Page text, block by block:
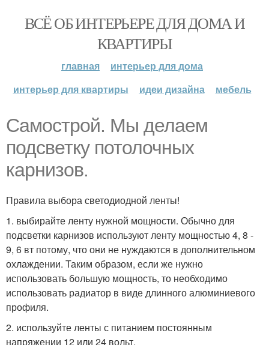
ВСЁ ОБ ИНТЕРЬЕРЕ ДЛЯ ДОМА И
КВАРТИРЫ
главная
интерьер для дома
интерьер для квартиры
идеи дизайна мебель
Самострой. Мы делаем
подсветку потолочных
карнизов.
Правила выбора светодиодной ленты!
1. выбирайте ленту нужной мощности. Обычно для
подсветки карнизов используют ленту мощностью 4, 8 -
9, 6 вт потому, что они не нуждаются в дополнительном
охлаждении. Таким образом, если же нужно
использовать большую мощность, то необходимо
использовать радиатор в виде длинного алюминиевого
профиля.
2. используйте ленты с питанием постоянным
напряжении 12 или 24 вольт.